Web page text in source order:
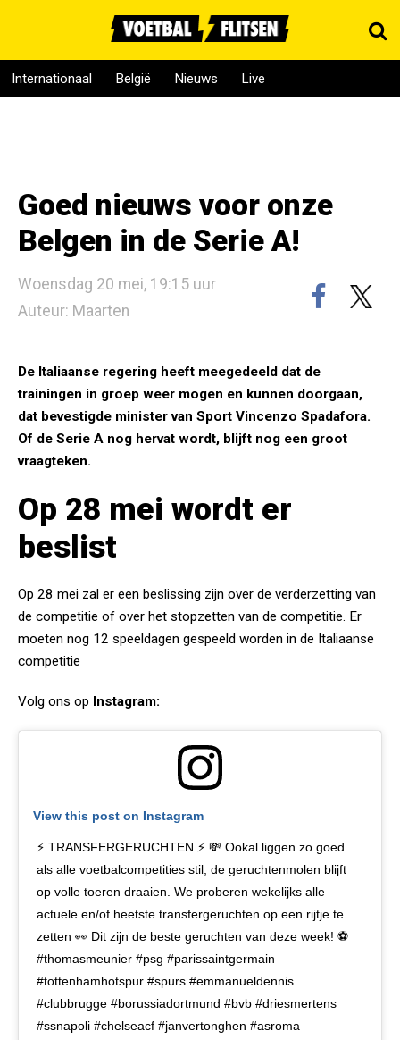
Internationaal België Nieuws Live
Goed nieuws voor onze
Belgen in de Serie A!
Woensdag 20 mei, 19:15 uur
Auteur: Maarten
De Italiaanse regering heeft meegedeeld dat de
trainingen in groep weer mogen en kunnen doorgaan,
dat bevestigde minister van Sport Vincenzo Spadafora.
Of de Serie A nog hervat wordt, blijft nog een groot
vraagteken.
Op 28 mei wordt er
beslist
Op 28 mei zal er een beslissing zijn over de verderzetting van
de competitie of over het stopzetten van de competitie. Er
moeten nog 12 speeldagen gespeeld worden in de Italiaanse
competitie
Volg ons op Instagram:
View this post on Instagram
⚡ TRANSFERGERUCHTEN ⚡ 💸 Ookal liggen zo goed
als alle voetbalcompetities stil, de geruchtenmolen blijft
op volle toeren draaien. We proberen wekelijks alle
actuele en/of heetste transfergeruchten op een rijtje te
zetten 👀 Dit zijn de beste geruchten van deze week! ⚽
#thomasmeunier #psg #parissaintgermain
#tottenhamhotspur #spurs #emmanueldennis
#clubbrugge #borussiadortmund #bvb #driesmertens
#ssnapoli #chelseacf #janvertonghen #asroma